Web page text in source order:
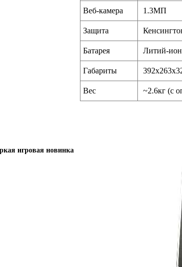
Веб-камера 1.3МП
Защита
Батарея Литий-
Габариты
Вес ~2.6кг (с
игровая новинка